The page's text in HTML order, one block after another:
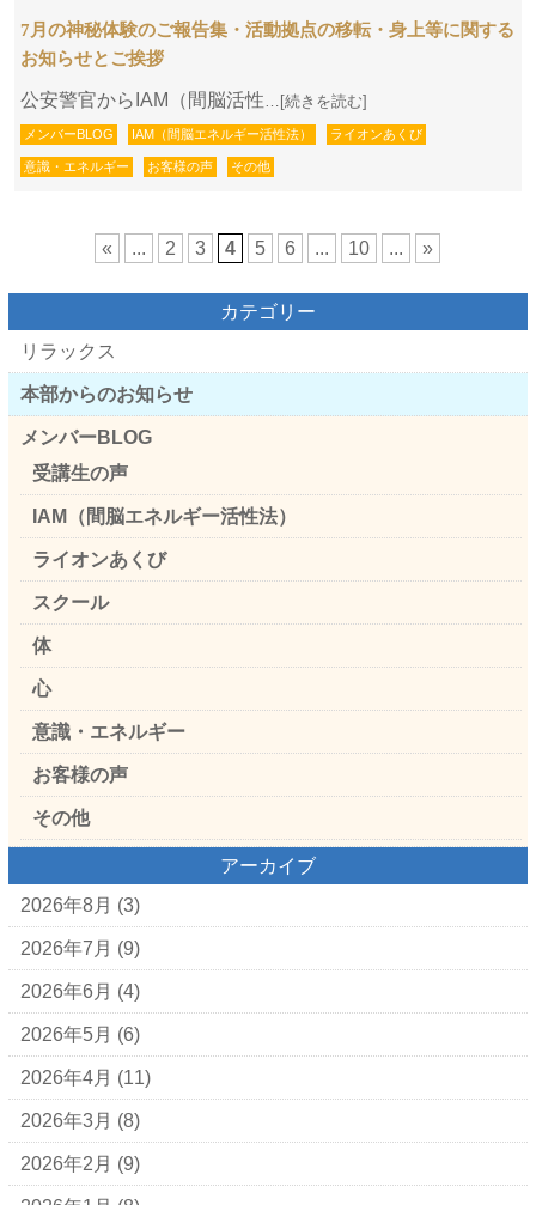
7月の神秘体験のご報告集・活動拠点の移転・身上等に関する
お知らせとご挨拶
公安警官からIAM（間脳活性 …[続きを読む]
メンバーBLOG IAM（間脳エネルギー活性法） ライオンあくび
意識・エネルギー お客様の声 その他
« ... 2 3 4 5 6 ... 10 ... »
カテゴリー
リラックス
本部からのお知らせ
メンバーBLOG
受講生の声
IAM（間脳エネルギー活性法）
ライオンあくび
スクール
体
心
意識・エネルギー
お客様の声
その他
アーカイブ
2026年8月 (3)
2026年7月 (9)
2026年6月 (4)
2026年5月 (6)
2026年4月 (11)
2026年3月 (8)
2026年2月 (9)